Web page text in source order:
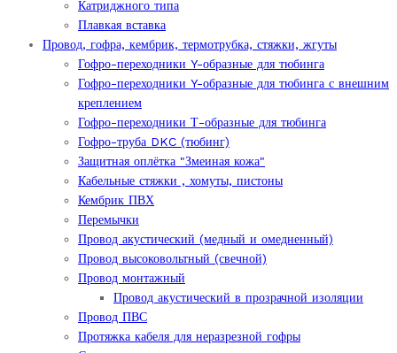
Катриджного типа
Плавкая вставка
Провод, гофра, кембрик, термотрубка, стяжки, жгуты
Гофро-переходники Y-образные для тюбинга
Гофро-переходники Y-образные для тюбинга с внешним
креплением
Гофро-переходники Т-образные для тюбинга
Гофро-труба DKC (тюбинг)
Защитная оплётка "Змеиная кожа"
Кабельные стяжки , хомуты, пистоны
Кембрик ПВХ
Перемычки
Провод акустический (медный и омедненный)
Провод высоковольтный (свечной)
Провод монтажный
Провод акустический в прозрачной изоляции
Провод ПВС
Протяжка кабеля для неразрезной гофры